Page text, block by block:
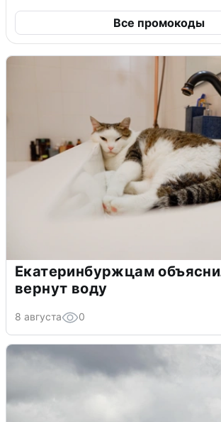
Все промокоды
Екатеринбуржцам
вернут воду
8 августа 0